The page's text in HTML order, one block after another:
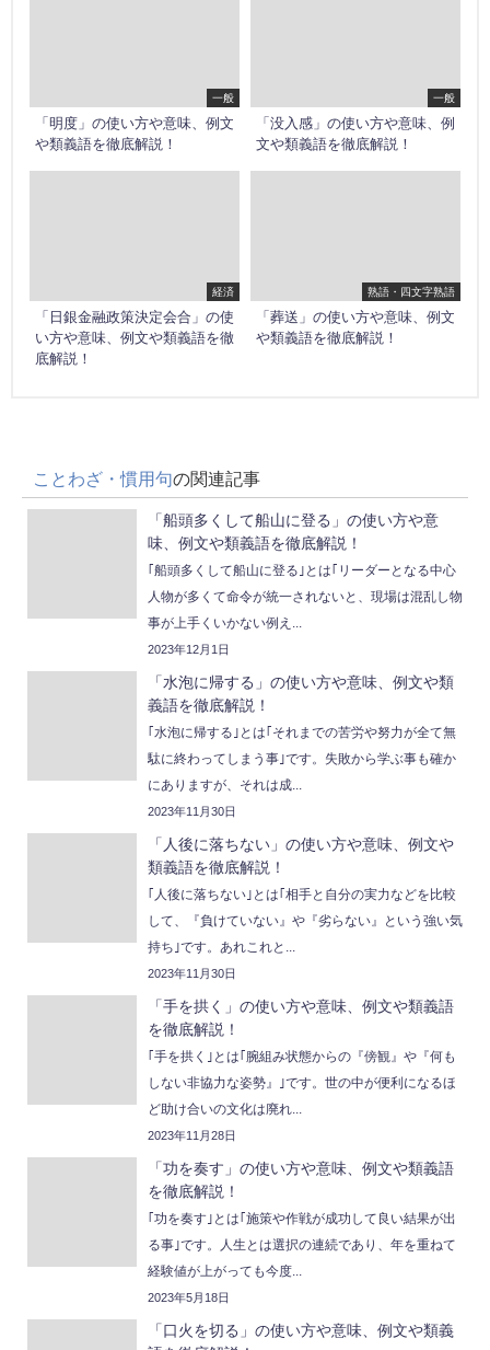
一般
「明度」の使い方や意味、例文
や類義語を徹底解説！
一般
「没入感」の使い方や意味、例
文や類義語を徹底解説！
経済
「日銀金融政策決定会合」の使
い方や意味、例文や類義語を徹
底解説！
熟語・四文字熟語
「葬送」の使い方や意味、例文
や類義語を徹底解説！
ことわざ・慣用句の関連記事
「船頭多くして船山に登る」の使い方や意
味、例文や類義語を徹底解説！
｢船頭多くして船山に登る｣とは｢リーダーとなる中心
人物が多くて命令が統一されないと、現場は混乱し物
事が上手くいかない例え...
2023年12月1日
「水泡に帰する」の使い方や意味、例文や類
義語を徹底解説！
｢水泡に帰する｣とは｢それまでの苦労や努力が全て無
駄に終わってしまう事｣です。失敗から学ぶ事も確か
にありますが、それは成...
2023年11月30日
「人後に落ちない」の使い方や意味、例文や
類義語を徹底解説！
｢人後に落ちない｣とは｢相手と自分の実力などを比較
して、『負けていない』や『劣らない』という強い気
持ち｣です。あれこれと...
2023年11月30日
「手を拱く」の使い方や意味、例文や類義語
を徹底解説！
｢手を拱く｣とは｢腕組み状態からの『傍観』や『何も
しない非協力な姿勢』｣です。世の中が便利になるほ
ど助け合いの文化は廃れ...
2023年11月28日
「功を奏す」の使い方や意味、例文や類義語
を徹底解説！
｢功を奏す｣とは｢施策や作戦が成功して良い結果が出
る事｣です。人生とは選択の連続であり、年を重ねて
経験値が上がっても今度...
2023年5月18日
「口火を切る」の使い方や意味、例文や類義